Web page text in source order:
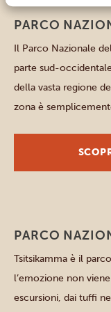
PARCO
Il Parco Nazionale
parte sud-
della vasta regione
zona è
sembra di trovarsi
PARCO
Tsitsikamma è il
l’emozione non
escursioni, dai tuffi